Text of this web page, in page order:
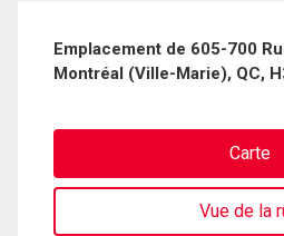
Emplacement de 605-700
Montréal (Ville-Marie), QC,
Carte
Vue de la